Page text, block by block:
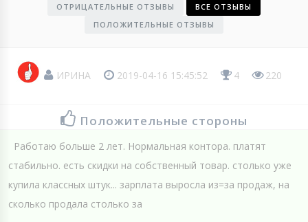
ОТРИЦАТЕЛЬНЫЕ ОТЗЫВЫ
ВСЕ ОТЗЫВЫ
ПОЛОЖИТЕЛЬНЫЕ ОТЗЫВЫ
ИРИНА 2019-04-16 15:45:52 4 220
Положительные стороны
Работаю больше 2 лет. Нормальная контора. платят
стабильно. есть скидки на собственный товар. столько уже
купила классных штук... зарплата выросла из=за продаж, на
сколько продала столько за